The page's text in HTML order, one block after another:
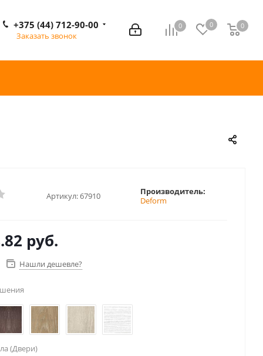
0 0 0
0
+375 (44) 712-90-00
Заказать звонок
Артикул:67910
Производитель:
Deform
руб.
Нашли дешевле?
(Двери)